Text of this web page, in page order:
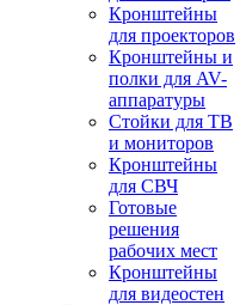
Кронштейны
для проекторов
Кронштейны и
полки для AV-
аппаратуры
Стойки для ТВ
и мониторов
Кронштейны
для СВЧ
Готовые
решения
рабочих мест
Кронштейны
для видеостен